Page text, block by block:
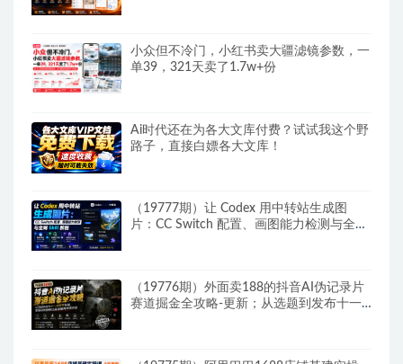
小众但不冷门，小红书卖大疆滤镜参数，一
单39，321天卖了1.7w+份
Ai时代还在为各大文库付费？试试我这个野
路子，直接白嫖各大文库！
（19777期）让 Codex 用中转站生成图
片：CC Switch 配置、画图能力检测与全局
（19776期）外面卖188的抖音AI伪记录片
赛道掘金全攻略-更新；从选题到发布十一